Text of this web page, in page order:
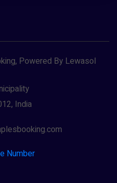
Powered By Lewasol
India
Number